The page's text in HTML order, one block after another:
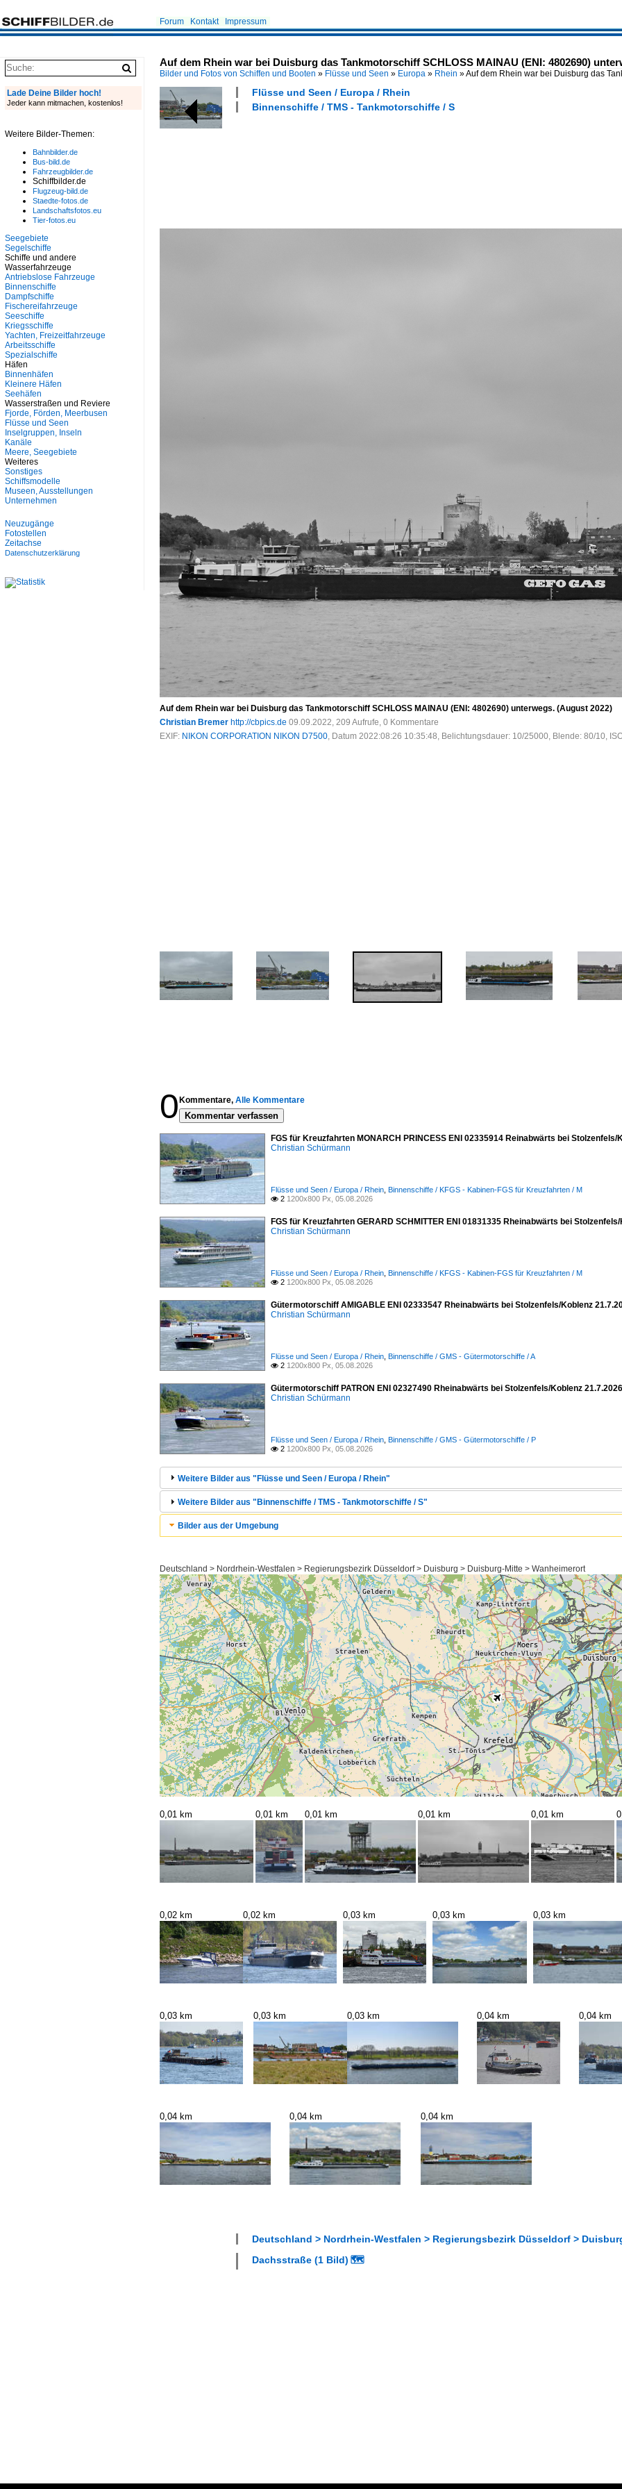
Forum Kontakt Impressum
Auf dem Rhein war bei Duisburg das Tankmotorschiff SCHLOSS MAINAU (ENI: 4802690)
Bilder und Fotos von Schiffen und Booten » Flüsse und Seen » Europa » Rhein »Auf dem Rhein war bei Duisburg das
Flüsse und Seen / Europa / Rhein
Binnenschiffe / TMS - Tankmotorschiffe / S
Auf dem Rhein war bei Duisburg das Tankmotorschiff SCHLOSS MAINAU (ENI: 4802690) unterwegs. (August 2022)
Christian Bremer http://cbpics.de 09.09.2022, 209 Aufrufe, 0 Kommentare
EXIF: NIKON CORPORATION NIKON D7500, Datum 2022:08:26 10:35:48, Belichtungsdauer: 10/25000, Blende: 80/10,
0 Kommentare, Alle Kommentare
Kommentar verfassen
FGS für Kreuzfahrten MONARCH PRINCESS ENI 02335914 Reinabwärts bei Stolzenfels/
Christian Schürmann
Flüsse und Seen / Europa / Rhein Binnenschiffe / KFGS - Kabinen-FGS für Kreuzfahrten / M
 2 1200x800 Px, 05.08.2026
FGS für Kreuzfahrten GERARD SCHMITTER ENI 01831335 Rheinabwärts bei
Christian Schürmann
Flüsse und Seen / Europa / Rhein Binnenschiffe / KFGS - Kabinen-FGS für Kreuzfahrten / M
 2 1200x800 Px, 05.08.2026
Gütermotorschiff AMIGABLE ENI 02333547 Rheinabwärts bei Stolzenfels/Koblenz
Christian Schürmann
Flüsse und Seen / Europa / Rhein Binnenschiffe / GMS - Gütermotorschiffe / A
 2 1200x800 Px, 05.08.2026
Gütermotorschiff PATRON ENI 02327490 Rheinabwärts bei Stolzenfels/Koblenz 21.7.2026
Christian Schürmann
Flüsse und Seen / Europa / Rhein Binnenschiffe / GMS - Gütermotorschiffe / P
 2 1200x800 Px, 05.08.2026
Weitere Bilder aus "Flüsse und Seen / Europa / Rhein"
Weitere Bilder aus "Binnenschiffe / TMS - Tankmotorschiffe / S"
Bilder aus der Umgebung
Deutschland > Nordrhein-Westfalen > Regierungsbezirk Düsseldorf > Duisburg > Duisburg-Mitte > Wanheimerort
0,01 km 0,01 km 0,01 km 0,01 km 0,01 km
0,02 km 0,02 km 0,03 km 0,03 km 0,03 km
0,03 km 0,03 km 0,03 km 0,04 km 0,04 km
0,04 km 0,04 km 0,04 km
Deutschland > Nordrhein-Westfalen > Regierungsbezirk Düsseldorf >
Dachsstraße (1 Bild) 🗺
Lade Deine Bilder hoch!
Jeder kann mitmachen, kostenlos!
Weitere Bilder-Themen:
Bahnbilder.de
Bus-bild.de
Fahrzeugbilder.de
Schiffbilder.de
Flugzeug-bild.de
Staedte-fotos.de
Landschaftsfotos.eu
Tier-fotos.eu
Seegebiete
Segelschiffe
Schiffe und andere
Wasserfahrzeuge
Antriebslose Fahrzeuge
Binnenschiffe
Dampfschiffe
Fischereifahrzeuge
Seeschiffe
Kriegsschiffe
Yachten, Freizeitfahrzeuge
Arbeitsschiffe
Spezialschiffe
Häfen
Binnenhäfen
Kleinere Häfen
Seehäfen
Wasserstraßen und Reviere
Fjorde, Förden, Meerbusen
Flüsse und Seen
Inselgruppen, Inseln
Kanäle
Meere, Seegebiete
Weiteres
Sonstiges
Schiffsmodelle
Museen, Ausstellungen
Unternehmen
Neuzugänge
Fotostellen
Zeitachse
Datenschutzerklärung